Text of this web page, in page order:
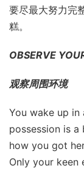
要尽最大努力完
糕。
OBSERVE
观察周围环境
You wake up in
possession is a
how you got
Only your keen